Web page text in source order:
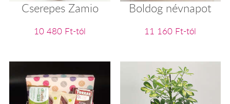
Cserepes Zamio
10 480 Ft-tól
Boldog névnapot
11 160 Ft-tól